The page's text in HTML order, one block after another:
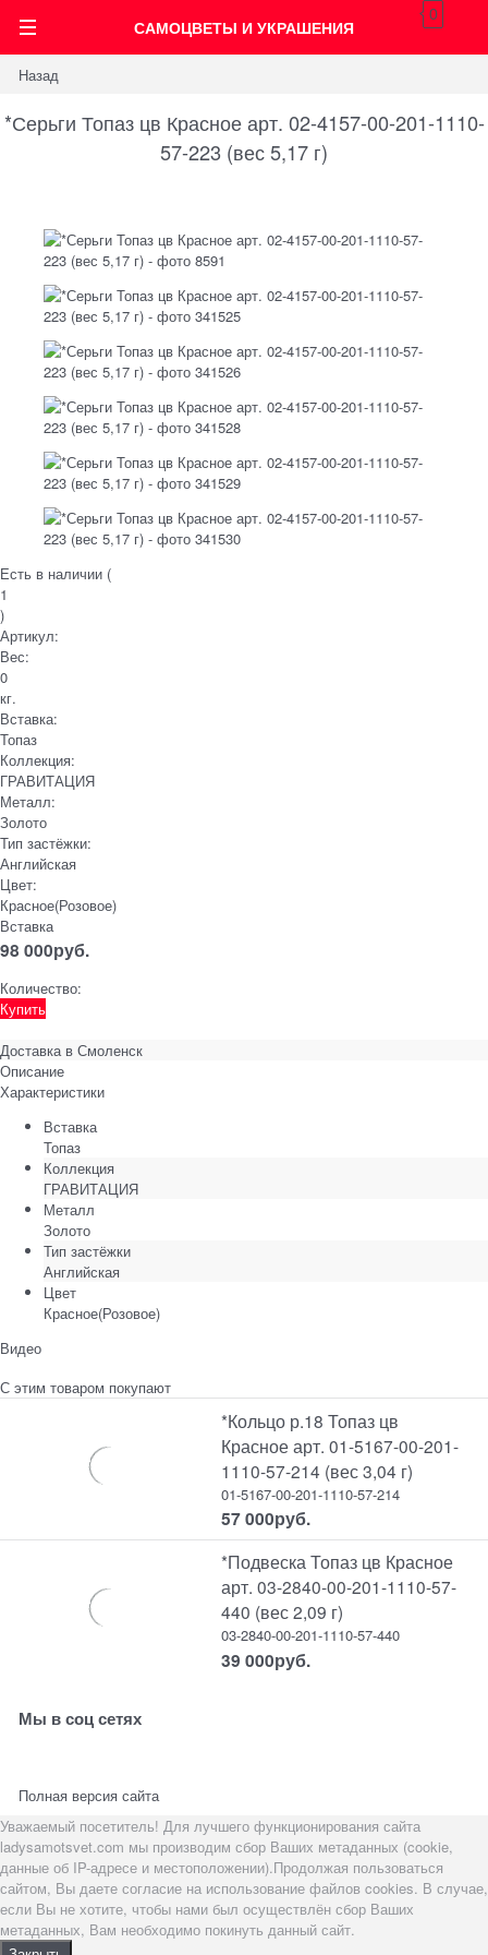
САМОЦВЕТЫ И УКРАШЕНИЯ
0
Назад
*Серьги Топаз цв Красное арт. 02-4157-00-201-1110-
57-223 (вес 5,17 г)
Есть в наличии (
1
)
Артикул:
Вес:
0
кг.
Вставка:
Топаз
Коллекция:
ГРАВИТАЦИЯ
Металл:
Золото
Тип застёжки:
Английская
Цвет:
Красное(Розовое)
Вставка
98 000руб.
Количество:
Купить
Доставка в Смоленск
Описание
Характеристики
Вставка
Топаз
Коллекция
ГРАВИТАЦИЯ
Металл
Золото
Тип застёжки
Английская
Цвет
Красное(Розовое)
Видео
С этим товаром покупают
*Кольцо р.18 Топаз цв
Красное арт. 01-5167-00-201-
1110-57-214 (вес 3,04 г)
01-5167-00-201-1110-57-214
57 000руб.
*Подвеска Топаз цв Красное
арт. 03-2840-00-201-1110-57-
440 (вес 2,09 г)
03-2840-00-201-1110-57-440
39 000руб.
Мы в соц сетях
Полная версия сайта
Уважаемый посетитель! Для лучшего функционирования сайта
ladysamotsvet.com мы производим сбор Ваших метаданных (cookie,
данные об IP-адресе и местоположении).Продолжая пользоваться
сайтом, Вы даете согласие на использование файлов cookies. В случае,
если Вы не хотите, чтобы нами был осуществлён сбор Ваших
метаданных, Вам необходимо покинуть данный сайт.